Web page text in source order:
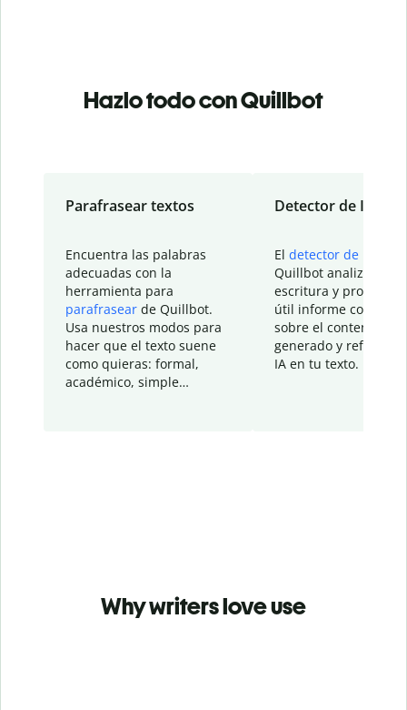
Hazlo todo con Quillbot
Parafrasear textos
Encuentra las palabras
adecuadas con la
herramienta para
parafrasear de Quillbot.
Usa nuestros modos para
hacer que el texto suene
como quieras: formal,
académico, simple…
Detector de IA
El detector de IA
Quillbot analiza tu
escritura y
útil informe con
sobre el contenido
generado y refinado
IA en tu texto.
Why writers love use